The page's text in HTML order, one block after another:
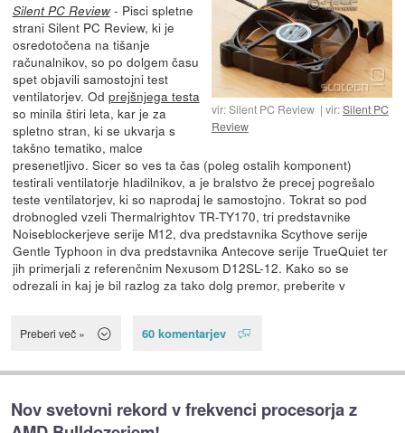
vir: Silent PC Review vir:Silent PC
Review
Silent PC Review- Pisci spletne
strani Silent PC Review, ki je
osredotočena na tišanje
računalnikov, so po dolgem času
spet objavili samostojni test
ventilatorjev. Od prejšnjega testa
so minila štiri leta, kar je za
spletno stran, ki se ukvarja s
takšno tematiko, malce
presenetljivo. Sicer so ves ta čas (poleg ostalih komponent)
testirali ventilatorje hladilnikov, a je bralstvo že precej pogrešalo
teste ventilatorjev, ki so naprodaj le samostojno. Tokrat so pod
drobnogled vzeli Thermalrightov TR-TY170, tri predstavnike
Noiseblockerjeve serije M12, dva predstavnika Scythove serije
Gentle Typhoon in dva predstavnika Antecove serije TrueQuiet ter
jih primerjali z referenčnim Nexusom D12SL-12. Kako so se
odrezali in kaj je bil razlog za tako dolg premor, preberite v
Preberi več » 60 komentarjev
Nov svetovni rekord v frekvenci procesorja z